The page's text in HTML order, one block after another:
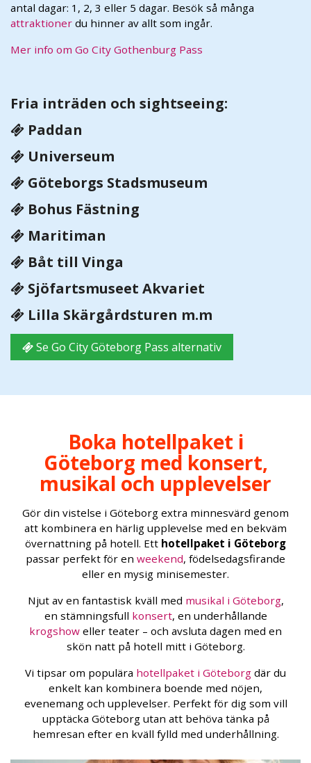
antal dagar: 1, 2, 3 eller 5 dagar. Besök så många
attraktioner du hinner av allt som ingår.
Mer info om Go City Gothenburg Pass
Fria inträden och sightseeing:
Paddan
Universeum
Göteborgs Stadsmuseum
Bohus Fästning
Maritiman
Båt till Vinga
Sjöfartsmuseet Akvariet
Lilla Skärgårdsturen m.m
Se Go City Göteborg Pass alternativ
Boka hotellpaket i
Göteborg med konsert,
musikal och upplevelser
Gör din vistelse i Göteborg extra minnesvärd genom
att kombinera en härlig upplevelse med en bekväm
övernattning på hotell. Ett hotellpaket i Göteborg
passar perfekt för en weekend, födelsedagsfirande
eller en mysig minisemester.
Njut av en fantastisk kväll med musikal i Göteborg,
en stämningsfull konsert, en underhållande
krogshow eller teater – och avsluta dagen med en
skön natt på hotell mitt i Göteborg.
Vi tipsar om populära hotellpaket i Göteborg där du
enkelt kan kombinera boende med nöjen,
evenemang och upplevelser. Perfekt för dig som vill
upptäcka Göteborg utan att behöva tänka på
hemresan efter en kväll fylld med underhållning.